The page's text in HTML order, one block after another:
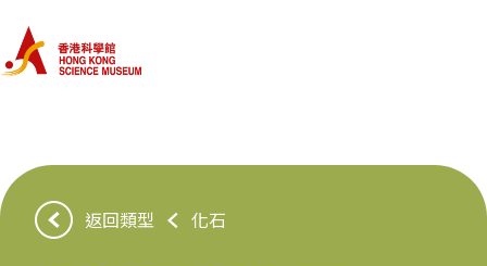
首頁
藏品返回類型 化石